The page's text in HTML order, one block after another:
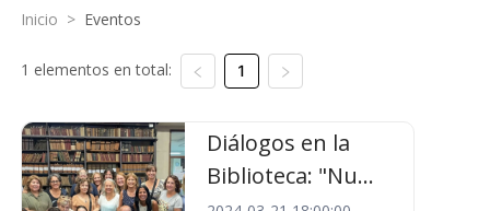
Inicio > Eventos
1 elementos en total: 1
Diálogos en la
Biblioteca: "Nu...